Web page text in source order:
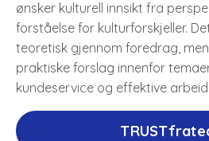
ønsker kulturell innsikt fra
forståelse for kulturforskjeller.
teoretisk gjennom foredrag,
praktiske forslag innenfor
kundeservice og effektive